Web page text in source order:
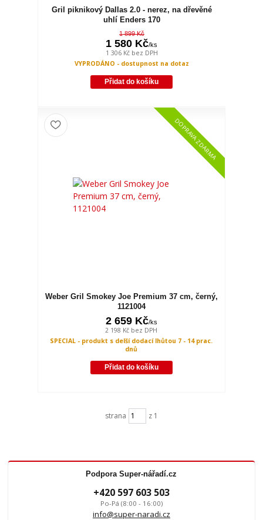
Gril piknikový Dallas 2.0 - nerez, na dřevěné
uhlí Enders 170
1 899 Kč
1 580 Kč/ks
1 306 Kč bez DPH
VYPRODÁNO - dostupnost na dotaz
Přidat do košíku
DOPRAVA ZDARMA
Weber Gril Smokey Joe Premium 37 cm, černý,
1121004
2 659 Kč/ks
2 198 Kč bez DPH
SPECIAL - produkt s delší dodací lhůtou 7 - 14 prac.
dnů
Přidat do košíku
strana z 1
Podpora Super-nářadí.cz
+420 597 603 503
Po-Pá (8:00 - 16:00)
info@super-naradi.cz